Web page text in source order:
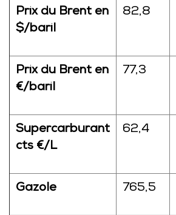
Prix du Brent en
$/baril
82,8
Prix du Brent en
€/baril
77,3
Supercarburant
cts €/L
62,4
Gazole 765,5